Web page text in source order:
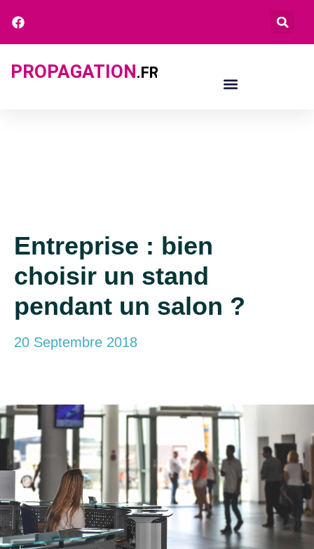
PROPAGATION.FR
Entreprise : bien
choisir un stand
pendant un salon ?
20 Septembre 2018